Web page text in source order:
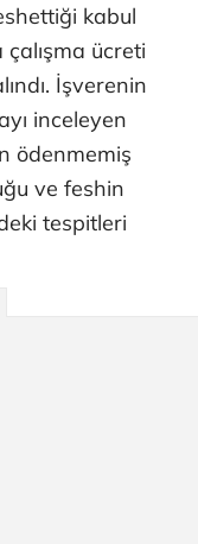
kabul
çalışma ücreti
İşverenin
inceleyen
ödenmemiş
ve feshin
tespitleri